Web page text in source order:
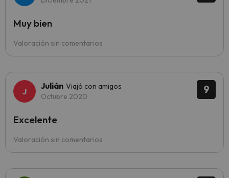
Valoración sin comentarios
Muy bien
9
Julián Viajó con amigos
Octubre 2020
Valoración sin comentarios
Excelente